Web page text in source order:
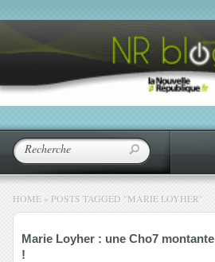
HOME » POSTS TAGGED "MARIE LOYHER"
Marie Loyher : une Cho7 montante
!